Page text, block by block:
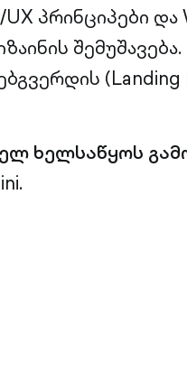
UX პრინციპები და
შემუშავება.
(Landing
ხელსაწყოს